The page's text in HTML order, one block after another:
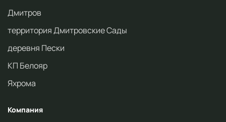
Дмитров
территория Дмитровские Сады
деревня Пески
КП Белояр
Яхрома
Компания